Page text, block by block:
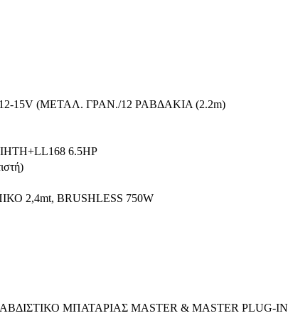
15V (ΜΕΤΑΛ. ΓΡΑΝ./12 ΡΑΒΔΑΚΙΑ (2.2m)
6.5HP
2,4mt, BRUSHLESS 750W
ΜΠΑΤΑΡΙΑΣ MASTER & MASTER PLUG-IN